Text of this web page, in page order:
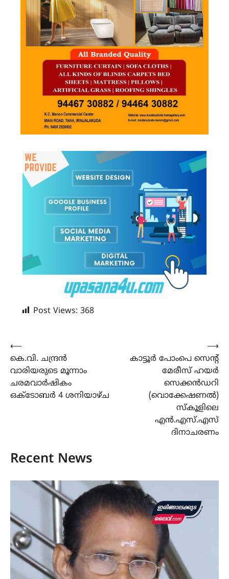
Post Views: 368
Post
navigation
⟵
കെ.വി. ചന്ദ്രൻ
വാരിയരുടെ മൂന്നാം
ചരമവാർഷികം
ഒക്ടോബർ 4 ശനിയാഴ്‌ച
കാട്ടൂർ പോംപെ സെന്റ്
മേരീസ് ഹയർ
സെക്കൻഡറി
(വൊക്കേഷണൽ)
സ്കൂളിലെ
എൻ.എസ്.എസ്
ദിനാചരണം
⟶
Recent News